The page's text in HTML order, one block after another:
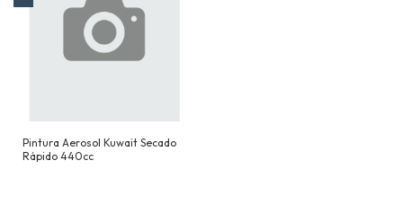
Pintura Aerosol Kuwait Secado
Rápido 440cc